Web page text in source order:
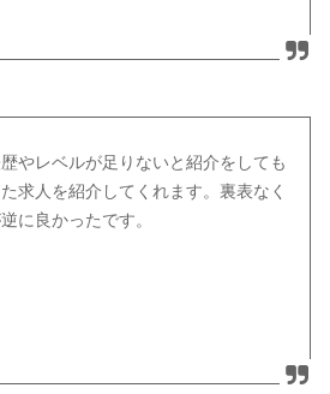
やレベルが足りないと紹介をしても
求人を紹介してくれます。裏表なく
に良かったです。